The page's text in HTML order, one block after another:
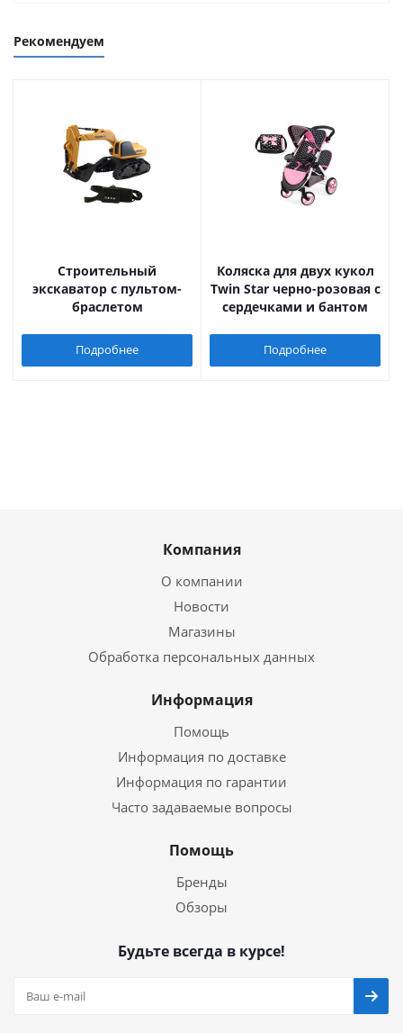
Рекомендуем
Строительный
экскаватор с пультом-
браслетом
Подробнее
Коляска для двух кукол
Twin Star черно-розовая с
сердечками и бантом
Подробнее
Компания
О компании
Новости
Магазины
Обработка персональных данных
Информация
Помощь
Информация по доставке
Информация по гарантии
Часто задаваемые вопросы
Помощь
Бренды
Обзоры
Будьте всегда в курсе!